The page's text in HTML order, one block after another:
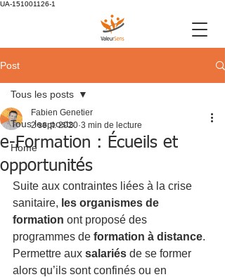
UA-151001126-1
Post
Tous les posts
Home
Tous les posts
e-Formation : Écueils et
opportunités
Fabien Genetier
2 sept. 2020 3 min de lecture
Suite aux contraintes liées à la crise
sanitaire, les organismes de
formation ont proposé des
programmes de formation à distance.
Permettre aux salariés de se former
alors qu’ils sont confinés ou en